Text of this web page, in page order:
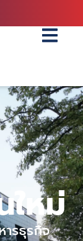
ใหม่
ารธุรกิจ